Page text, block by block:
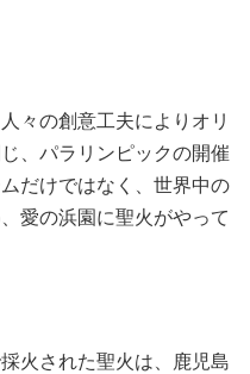
々の創意工夫によりオリ
、パラリンピックの開催
だけではなく、世界中の
愛の浜園に聖火がやって
火された聖火は、鹿児島